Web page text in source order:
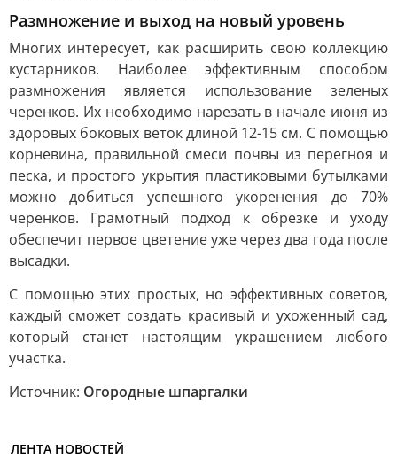
Размножение и выход на новый уровень
Многих интересует, как расширить свою коллекцию
кустарников. Наиболее эффективным способом
размножения является использование зеленых
черенков. Их необходимо нарезать в начале июня из
здоровых боковых веток длиной 12-15 см. С помощью
корневина, правильной смеси почвы из перегноя и
песка, и простого укрытия пластиковыми бутылками
можно добиться успешного укоренения до 70%
черенков. Грамотный подход к обрезке и уходу
обеспечит первое цветение уже через два года после
высадки.
С помощью этих простых, но эффективных советов,
каждый сможет создать красивый и ухоженный сад,
который станет настоящим украшением любого
участка.
Источник: Огородные шпаргалки
ЛЕНТА НОВОСТЕЙ